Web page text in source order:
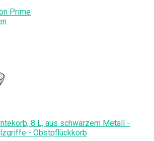
8 L, aus schwarzem Metall -
- Obstpflückkorb